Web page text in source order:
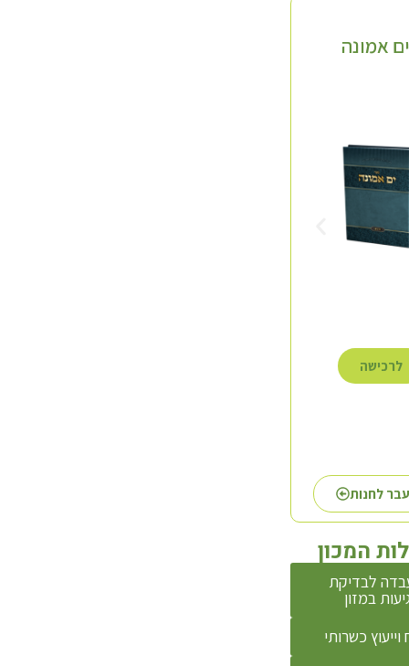
אמונה
לרכישה
לחנות
המכון
לבדיקת
במזון
וייעוץ כשרותי